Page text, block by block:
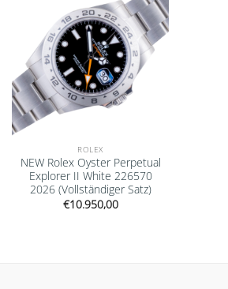
ROLEX
NEW Rolex Oyster Perpetual
Explorer II White 226570
2026 (Vollständiger Satz)
€10.950,00